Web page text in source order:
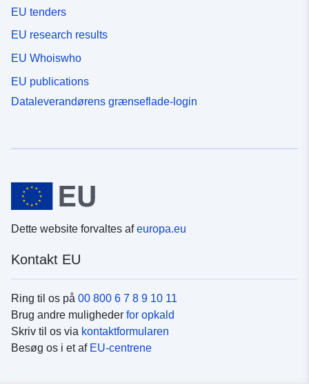
EU tenders
EU research results
EU Whoiswho
EU publications
Dataleverandørens grænseflade-login
Dette website forvaltes afeuropa.eu
Kontakt EU
Ring til os på 00 800 6 7 8 9 10 11
Brug andre muligheder for opkald
Skriv til os via kontaktformularen
Besøg os i et af EU-centrene